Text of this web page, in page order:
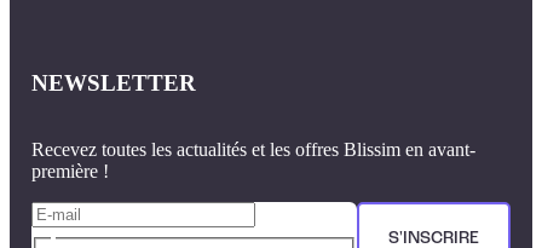
NEWSLETTER
Recevez toutes les actualités et les offres Blissim en avant-
première !
S'INSCRIRE